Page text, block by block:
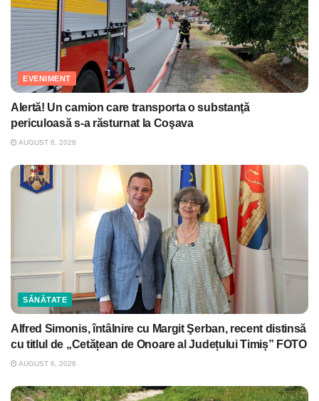
EVENIMENT
Alertă! Un camion care transporta o substanţă
periculoasă s-a răsturnat la Coşava
AUGUST 6, 2026
SĂNĂTATE
Alfred Simonis, întâlnire cu Margit Şerban, recent distinsă
cu titlul de „Cetățean de Onoare al Județului Timiș” FOTO
AUGUST 6, 2026